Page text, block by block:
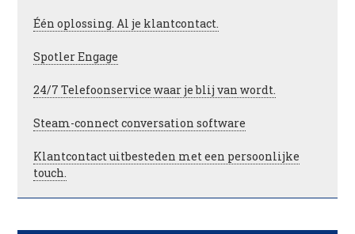
Één oplossing. Al je klantcontact.
Spotler Engage
24/7 Telefoonservice waar je blij van wordt.
Steam-connect conversation software
Klantcontact uitbesteden met een persoonlijke
touch.